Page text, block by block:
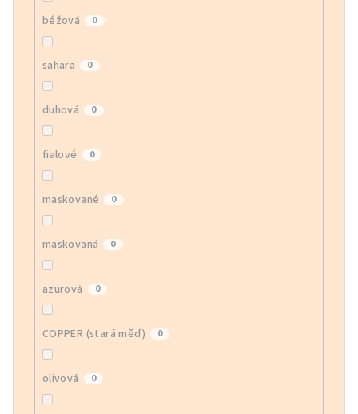
béžová 0
sahara 0
duhová 0
fialové 0
maskované 0
maskovaná 0
azurová 0
COPPER (stará měď) 0
olivová 0